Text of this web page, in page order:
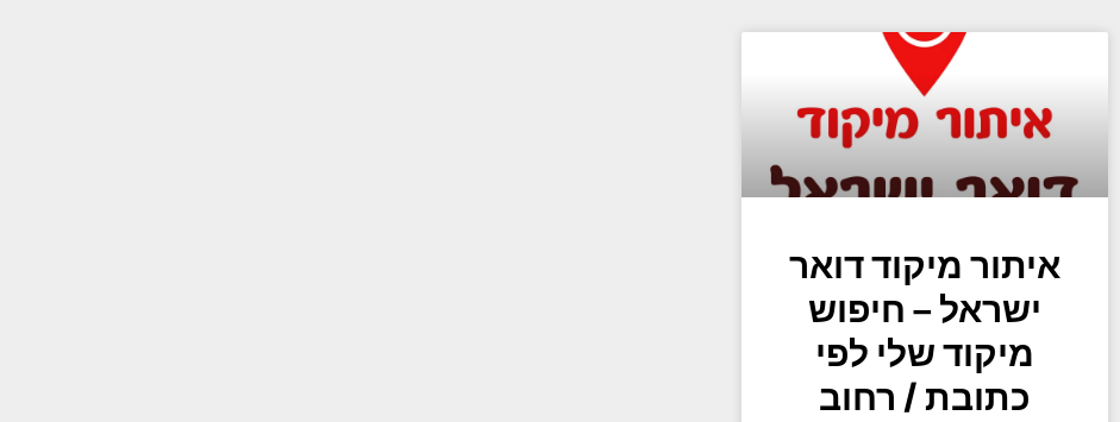
איתור מיקוד דואר
ישראל – חיפוש
מיקוד שלי לפי
כתובת / רחוב